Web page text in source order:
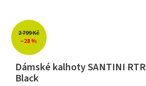
2 799 Kč
–28 %
Dámské kalhoty SANTINI RTR
Black